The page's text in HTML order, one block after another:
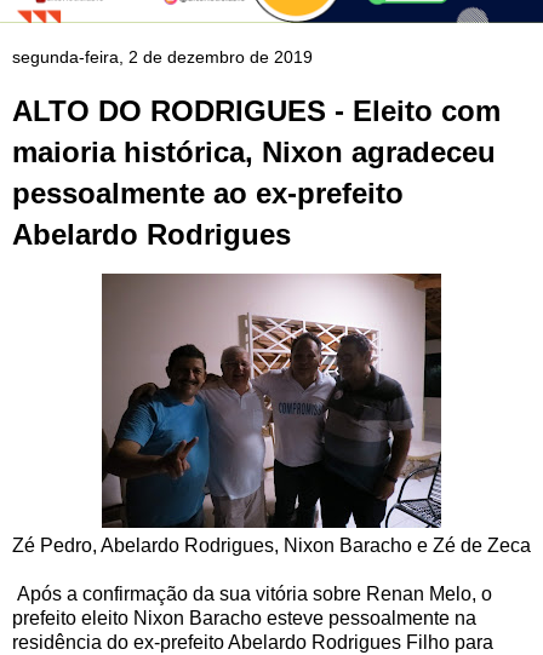
segunda-feira, 2 de dezembro de 2019
ALTO DO RODRIGUES - Eleito com
maioria histórica, Nixon agradeceu
pessoalmente ao ex-prefeito
Abelardo Rodrigues
Zé Pedro, Abelardo Rodrigues, Nixon Baracho e Zé de Zeca
Após a confirmação da sua vitória sobre Renan Melo, o
prefeito eleito Nixon Baracho esteve pessoalmente na
residência do ex-prefeito Abelardo Rodrigues Filho para